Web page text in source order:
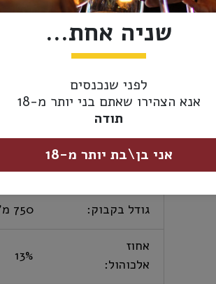
יקב: בית
סוג יין -
צבע:
מידת יובש: יבש
זני ענבים:
כשרות: כשר
גודל בקבוק: 750 מ"ל (רגיל)
אחוז
אלכוהול:
13%
שניה אחת...
לפני שנכנסים
אנא הצהירו שאתם בני יותר מ-18
תודה
אני בן\בת יותר מ-18